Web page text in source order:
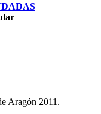
Aragón 2011.